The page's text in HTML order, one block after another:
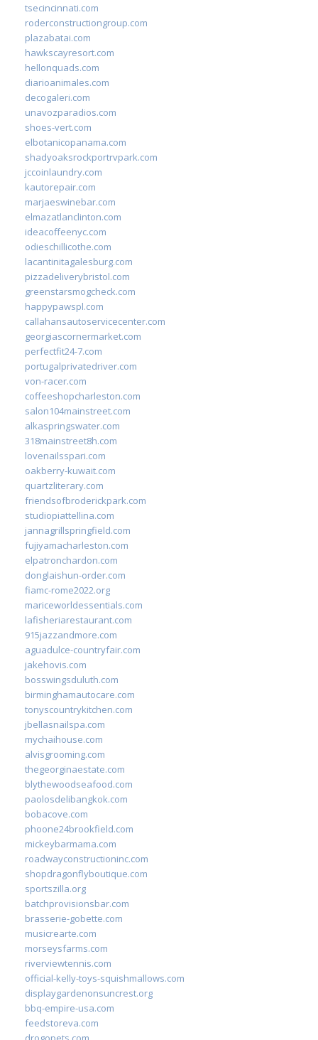
tsecincinnati.com
roderconstructiongroup.com
plazabatai.com
hawkscayresort.com
hellonquads.com
diarioanimales.com
decogaleri.com
unavozparadios.com
shoes-vert.com
elbotanicopanama.com
shadyoaksrockportrvpark.com
jccoinlaundry.com
kautorepair.com
marjaeswinebar.com
elmazatlanclinton.com
ideacoffeenyc.com
odieschillicothe.com
lacantinitagalesburg.com
pizzadeliverybristol.com
greenstarsmogcheck.com
happypawspl.com
callahansautoservicecenter.com
georgiascornermarket.com
perfectfit24-7.com
portugalprivatedriver.com
von-racer.com
coffeeshopcharleston.com
salon104mainstreet.com
alkaspringswater.com
318mainstreet8h.com
lovenailsspari.com
oakberry-kuwait.com
quartzliterary.com
friendsofbroderickpark.com
studiopiattellina.com
jannagrillspringfield.com
fujiyamacharleston.com
elpatronchardon.com
donglaishun-order.com
fiamc-rome2022.org
mariceworldessentials.com
lafisheriarestaurant.com
915jazzandmore.com
aguadulce-countryfair.com
jakehovis.com
bosswingsduluth.com
birminghamautocare.com
tonyscountrykitchen.com
jbellasnailspa.com
mychaihouse.com
alvisgrooming.com
thegeorginaestate.com
blythewoodseafood.com
paolosdelibangkok.com
bobacove.com
phoone24brookfield.com
mickeybarmama.com
roadwayconstructioninc.com
shopdragonflyboutique.com
sportszilla.org
batchprovisionsbar.com
brasserie-gobette.com
musicrearte.com
morseysfarms.com
riverviewtennis.com
official-kelly-toys-squishmallows.com
displaygardenonsuncrest.org
bbq-empire-usa.com
feedstoreva.com